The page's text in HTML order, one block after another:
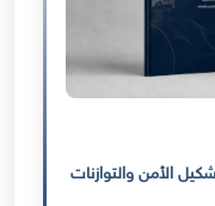
الأمن والتوازنات